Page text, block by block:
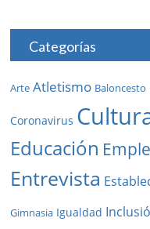
Categorías
Arte Atletismo Baloncesto
Coronavirus
Educación
Entrevista
Gimnasia Igualdad